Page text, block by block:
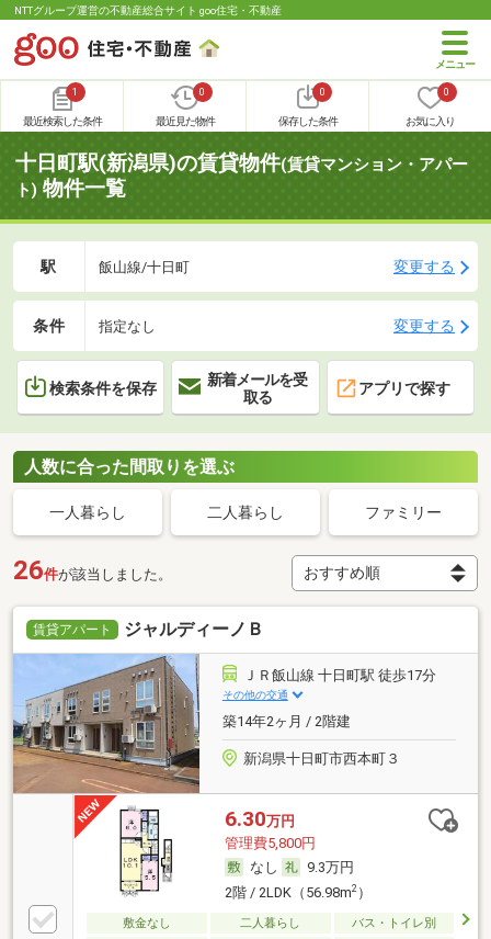
NTTグループ運営の不動産総合サイト goo住宅・不動産
1
最近検索した条件
0
最近見た物件
0
保存した条件
0
お気に入り
十日町駅(新潟県)の賃貸物件(賃貸マンション・アパー
ト) 物件一覧
駅 飯山線/十日町 変更する
条件 指定なし 変更する
検索条件を保存
新着メールを受
取る
アプリで探す
人数に合った間取りを選ぶ
一人暮らし 二人暮らし ファミリー
26件が該当しました。
賃貸アパート ジャルディーノＢ
ＪＲ飯山線 十日町駅 徒歩17分
その他の交通
築14年2ヶ月 / 2階建
新潟県十日町市西本町３
6.30万円
管理費5,800円
なし
9.3万円
2階 / 2LDK（56.98m2）
敷金なし 二人暮らし
バス・トイレ別